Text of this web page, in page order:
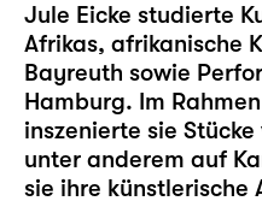
Jule Eicke studierte
Afrikas, afrikanische
Bayreuth sowie
Hamburg. Im
inszenierte sie
unter anderem auf
sie ihre künstlerische